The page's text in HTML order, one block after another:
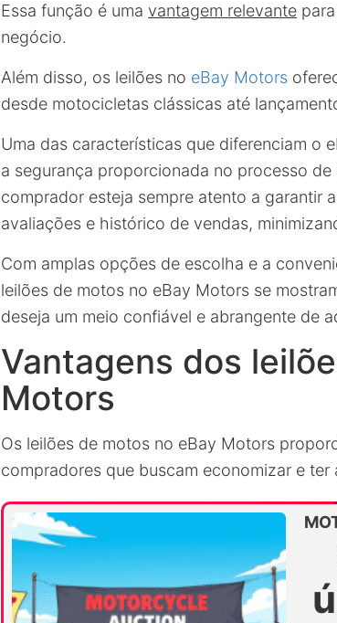
Essa função é uma vantagem relevante
negócio.
Além disso, os leilões no eBay Motors
desde motocicletas clássicas até
Uma das características que diferenciam o
a segurança proporcionada no processo
comprador esteja sempre atento a garantir
avaliações e histórico de vendas,
Com amplas opções de escolha e a
leilões de motos no eBay Motors se
deseja um meio confiável e abrangente de
Vantagens dos
Motors
Os leilões de motos no eBay Motors
compradores que buscam economizar e